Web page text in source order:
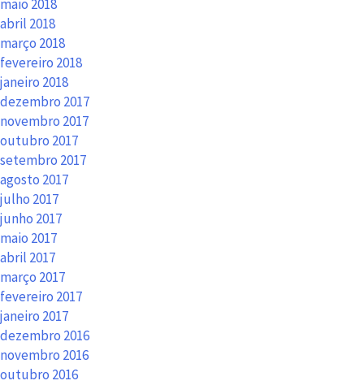
maio 2018
abril 2018
março 2018
fevereiro 2018
janeiro 2018
dezembro 2017
novembro 2017
outubro 2017
setembro 2017
agosto 2017
julho 2017
junho 2017
maio 2017
abril 2017
março 2017
fevereiro 2017
janeiro 2017
dezembro 2016
novembro 2016
outubro 2016